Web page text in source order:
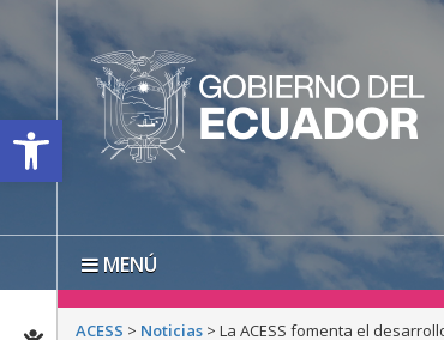
Open toolbar
MENÚ
ACESS > Noticias >La ACESS fomenta el